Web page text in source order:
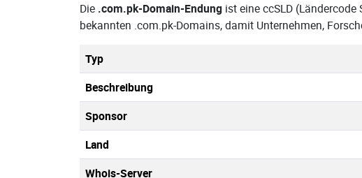
Die .com.pk-Domain-Endung ist eine ccSLD
bekannten .com.pk-Domains, damit Unternehmen,
Typ
Beschreibung
Sponsor
Land
Whois-Server